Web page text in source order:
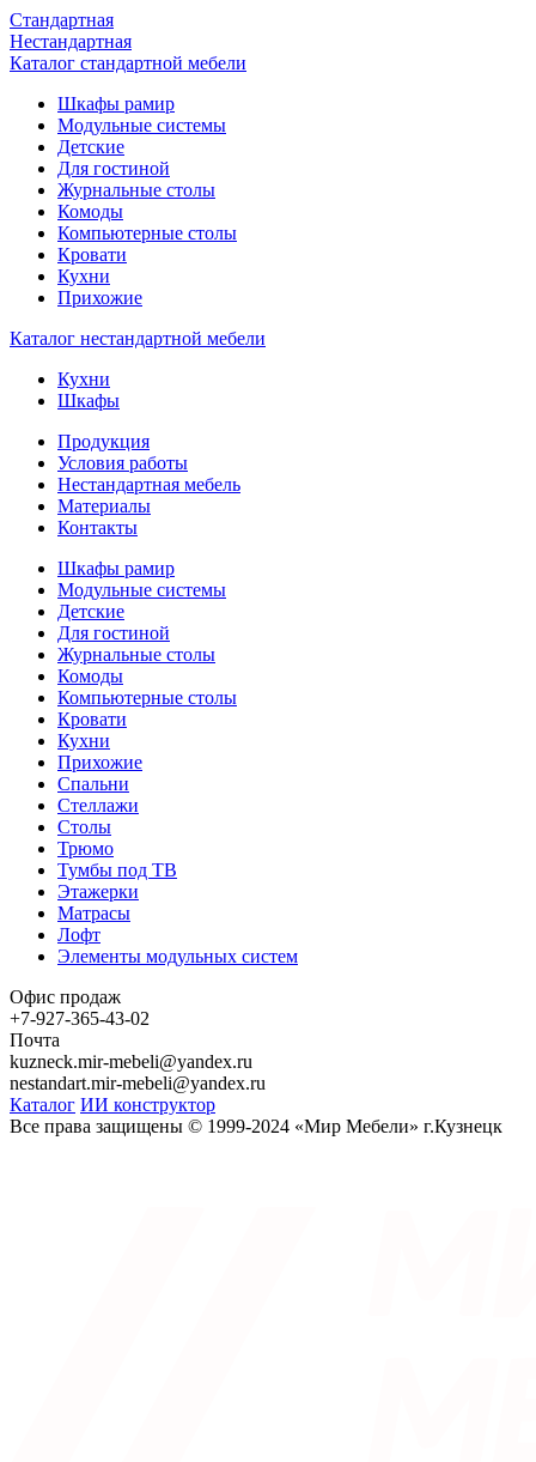
Стандартная
Нестандартная
Каталог стандартной мебели
Шкафы рамир
Модульные системы
Детские
Для гостиной
Журнальные столы
Комоды
Компьютерные столы
Кровати
Кухни
Прихожие
Каталог нестандартной мебели
Кухни
Шкафы
Продукция
Условия работы
Нестандартная мебель
Материалы
Контакты
Шкафы рамир
Модульные системы
Детские
Для гостиной
Журнальные столы
Комоды
Компьютерные столы
Кровати
Кухни
Прихожие
Спальни
Стеллажи
Столы
Трюмо
Тумбы под ТВ
Этажерки
Матрасы
Лофт
Элементы модульных систем
Офис продаж
+7-927-365-43-02
Почта
kuzneck.mir-mebeli@yandex.ru
nestandart.mir-mebeli@yandex.ru
Каталог ИИ конструктор
Все права защищены © 1999-2024 «Мир Мебели» г.Кузнецк